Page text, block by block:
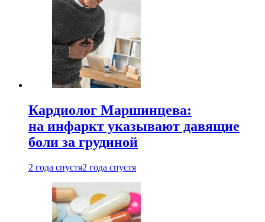
Кардиолог Маршинцева:
на инфаркт указывают давящие
боли за грудиной
2 года спустя2 года спустя